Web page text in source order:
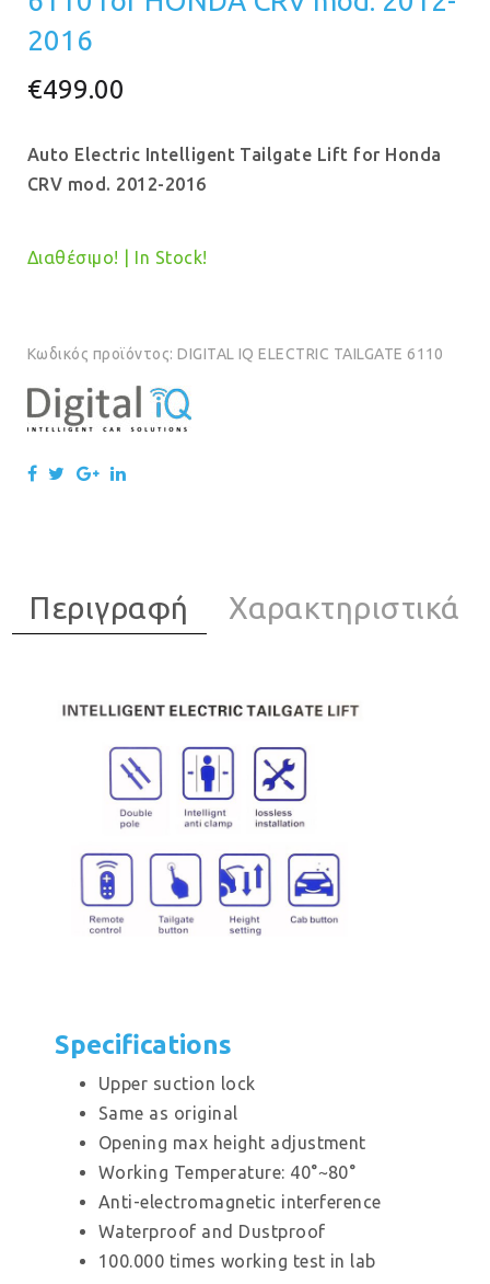
2016
€499.00
Auto Electric Intelligent Tailgate Lift for Honda
CRV mod. 2012-2016
Διαθέσιμο! | In Stock!
Κωδικός προϊόντος:DIGITAL IQ ELECTRIC TAILGATE 6110
Περιγραφή Χαρακτηριστικά
Specifications
Upper suction lock
Same as original
Opening max height adjustment
Working Temperature: 40°~80°
Anti-electromagnetic interference
Waterproof and Dustproof
100.000 times working test in lab